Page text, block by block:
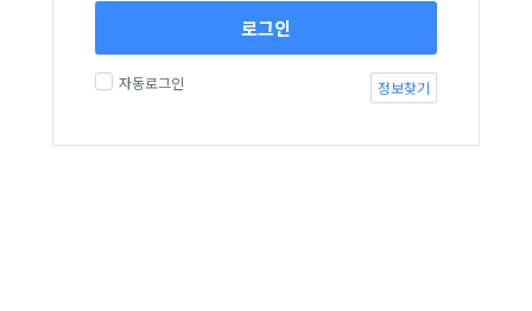
로그인
자동로그인 정보찾기